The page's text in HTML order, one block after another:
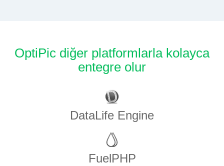
OptiPic diğer platformlarla kolayca
entegre olur
DataLife Engine
FuelPHP